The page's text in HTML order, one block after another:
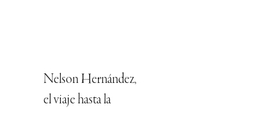
Nelson Hernández,
el viaje hasta la